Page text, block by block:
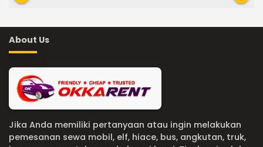
About Us
Jika Anda memiliki pertanyaan atau ingin melakukan
pemesanan sewa mobil, elf, hiace, bus, angkutan, truk,